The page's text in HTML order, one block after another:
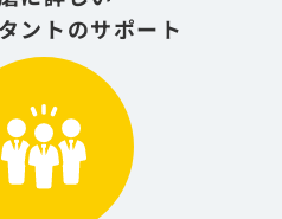
ントのサポート